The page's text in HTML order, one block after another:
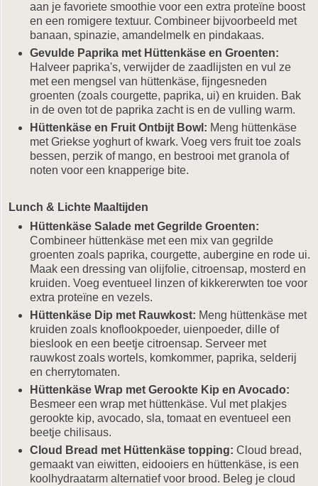
aan je favoriete smoothie voor een extra proteïne boost
en een romigere textuur. Combineer bijvoorbeeld met
banaan, spinazie, amandelmelk en pindakaas.
Gevulde Paprika met Hüttenkäse en Groenten:
Halveer paprika's, verwijder de zaadlijsten en vul ze
met een mengsel van hüttenkäse, fijngesneden
groenten (zoals courgette, paprika, ui) en kruiden. Bak
in de oven tot de paprika zacht is en de vulling warm.
Hüttenkäse en Fruit Ontbijt Bowl: Meng hüttenkäse
met Griekse yoghurt of kwark. Voeg vers fruit toe zoals
bessen, perzik of mango, en bestrooi met granola of
noten voor een knapperige bite.
Lunch & Lichte Maaltijden
Hüttenkäse Salade met Gegrilde Groenten:
Combineer hüttenkäse met een mix van gegrilde
groenten zoals paprika, courgette, aubergine en rode ui.
Maak een dressing van olijfolie, citroensap, mosterd en
kruiden. Voeg eventueel linzen of kikkererwten toe voor
extra proteïne en vezels.
Hüttenkäse Dip met Rauwkost: Meng hüttenkäse met
kruiden zoals knoflookpoeder, uienpoeder, dille of
bieslook en een beetje citroensap. Serveer met
rauwkost zoals wortels, komkommer, paprika, selderij
en cherrytomaten.
Hüttenkäse Wrap met Gerookte Kip en Avocado:
Besmeer een wrap met hüttenkäse. Vul met plakjes
gerookte kip, avocado, sla, tomaat en eventueel een
beetje chilisaus.
Cloud Bread met Hüttenkäse topping: Cloud bread,
gemaakt van eiwitten, eidooiers en hüttenkäse, is een
koolhydraatarm alternatief voor brood. Beleg je cloud